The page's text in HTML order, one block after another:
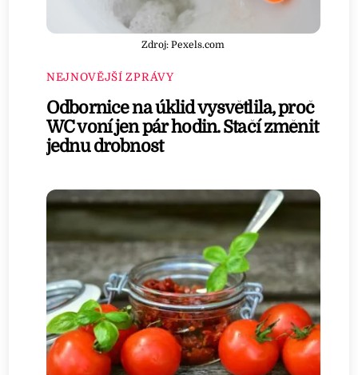
Zdroj: Pexels.com
NEJNOVĚJŠÍ ZPRÁVY
Odbornice na úklid vysvětlila, proč
WC voní jen pár hodin. Stačí změnit
jednu drobnost